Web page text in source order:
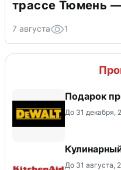
трассе Тюмень
7 августа 1
Подарок
До 31 декабря,
До 31 августа,